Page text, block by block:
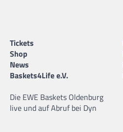
Tickets
Shop
News
Baskets4Life e.V.
Die EWE Baskets Oldenburg
live und auf Abruf bei Dyn